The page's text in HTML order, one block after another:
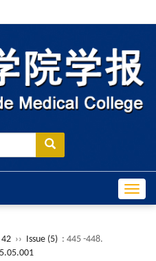
›› Issue (5) : 445 -448.